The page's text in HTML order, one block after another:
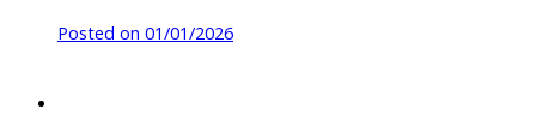
Posted on 01/01/2026